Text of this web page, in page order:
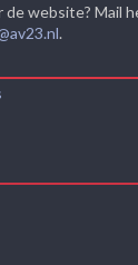
de website? Mail
.